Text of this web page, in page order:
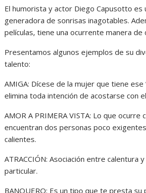
El humorista y actor Diego Capusotto es
generadora de sonrisas inagotables.
películas, tiene una ocurrente manera de
Presentamos algunos ejemplos de su
talento:
AMIGA: Dícese de la mujer que tiene ese
elimina toda intención de acostarse con
AMOR A PRIMERA VISTA: Lo que ocurre
encuentran dos personas poco
calientes.
ATRACCIÓN: Asociación entre calentura
particular.
BANQUERO: Es un tipo que te presta su